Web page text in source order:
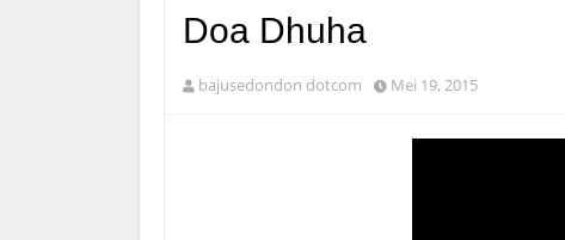
Doa Dhuha
bajusedondon dotcom Mei 19, 2015